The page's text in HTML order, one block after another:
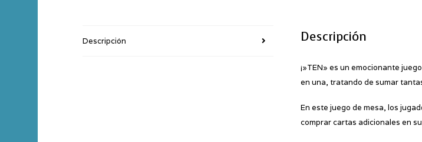
Descripción Descripción
¡»TEN» es un emocionante
en una, tratando de sumar
En este juego de mesa, los
comprar cartas adicionales en